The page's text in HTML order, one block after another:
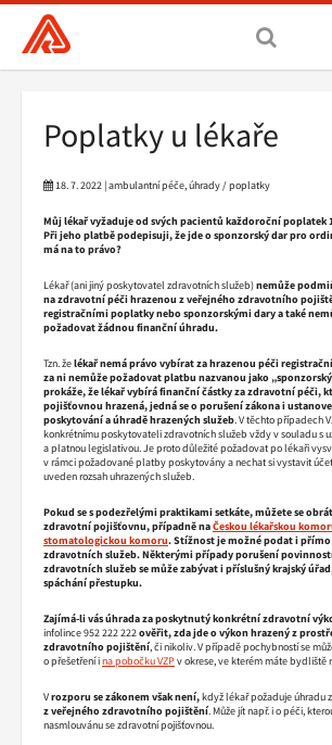
Všeobecná
zdravotní
hlavní
stránka
Drobečková
navigace
Poplatky u lékaře
18. 7. 2022 | ambulantní péče, úhrady / poplatky
Můj lékař vyžaduje od svých pacientů každoroční poplatek
Při jeho platbě podepisuji, že jde o sponzorský dar pro
má na to právo?
Lékař (ani jiný poskytovatel zdravotních služeb)nemůže
na zdravotní péči hrazenou z veřejného zdravotního
registračními poplatky nebo sponzorskými dary a také
požadovat žádnou finanční úhradu.
Tzn. želékař nemá právo vybírat za hrazenou péči
za ni nemůže požadovat platbu nazvanou jako
prokáže, že lékař vybírá finanční částky za zdravotní péči,
pojišťovnou hrazená, jedná se o porušení zákona i
poskytování a úhradě hrazených služeb. V těchto případech
konkrétnímu poskytovateli zdravotních služeb vždy v souladu s
a platnou legislativou. Je proto důležité požadovat po lékaři
v rámci požadované platby poskytovány a nechat si vystavit
uveden rozsah uhrazených služeb.
Pokud se s podezřelými praktikami setkáte, můžete se
zdravotní pojišťovnu, případně naČeskou lékařskou
stomatologickou komoru. Stížnost je možné podat i
zdravotních služeb. Některými případy porušení
zdravotních služeb se může zabývat i příslušný krajský
spáchání přestupku.
Zajímá-li vás úhrada za poskytnutý konkrétní zdravotní
infolince 952 222 222ověřit, zda jde o výkon hrazený z
zdravotního pojištění, či nikoliv. V případě pochybností se
o přešetření ina pobočku VZPv okrese, ve kterém máte bydliště
Vrozporu se zákonem však není,když lékař požaduje úhradu
z veřejného zdravotníhopojištění. Může jít např. i o péči,
nasmlouvánu se zdravotní pojišťovnou.